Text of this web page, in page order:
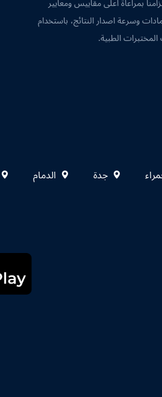
بمراعاة اعلى مقاييس ومعايير
وسرعة اصدار النتائج، باستخدام
الطبية.
جدة الدمام